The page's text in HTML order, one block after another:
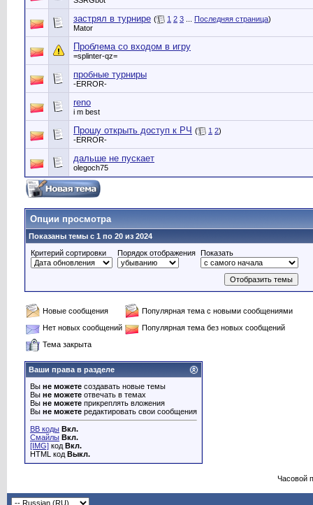
застрял в турнире ( 1 2 3 Последняя страница)
Mator
Проблема со входом в игру
=splinter-qz=
пробные турниры
-ERROR-
reno
i m best
Прошу открыть доступ к РЧ ( 1 2)
-ERROR-
дальше не пускает
olegoch75
Опции просмотра
Показаны темы с 1 по 20 из 2024
Критерий сортировки
Порядок отображения Показать
Новые сообщения
Популярная тема с новыми сообщениями
Нет новых сообщений
Популярная тема без новых сообщений
Тема закрыта
Ваши права в разделе
Вы не можете создавать новые темы
Вы не можете отвечать в темах
Вы не можете прикреплять вложения
Вы не можете редактировать свои сообщения
BB коды Вкл.
Смайлы Вкл.
[IMG] код Вкл.
HTML код Выкл.
Часовой